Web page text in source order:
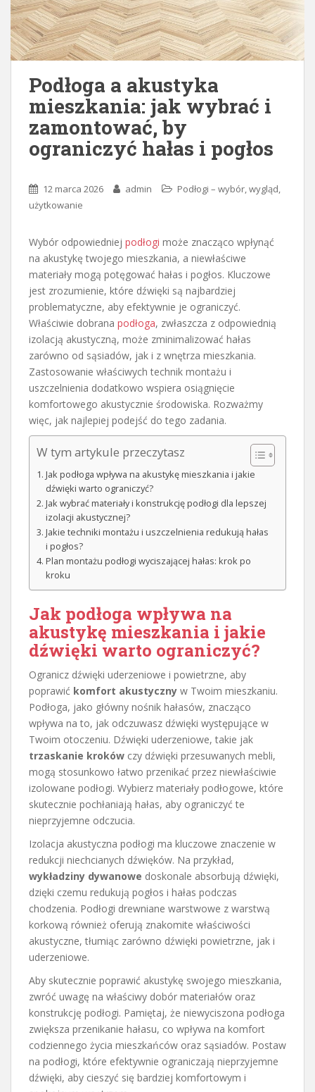
Podłoga a akustyka
mieszkania: jak wybrać i
zamontować, by
ograniczyć hałas i pogłos
12 marca 2026 admin
Podłogi – wybór, wygląd,
użytkowanie
Wybór odpowiedniej podłogi może znacząco wpłynąć
na akustykę twojego mieszkania, a niewłaściwe
materiały mogą potęgować hałas i pogłos. Kluczowe
jest zrozumienie, które dźwięki są najbardziej
problematyczne, aby efektywnie je ograniczyć.
Właściwie dobrana podłoga, zwłaszcza z odpowiednią
izolacją akustyczną, może zminimalizować hałas
zarówno od sąsiadów, jak i z wnętrza mieszkania.
Zastosowanie właściwych technik montażu i
uszczelnienia dodatkowo wspiera osiągnięcie
komfortowego akustycznie środowiska. Rozważmy
więc, jak najlepiej podejść do tego zadania.
W tym artykule przeczytasz
Jak podłoga wpływa na akustykę mieszkania i jakie
dźwięki warto ograniczyć?
Jak wybrać materiały i konstrukcję podłogi dla lepszej
izolacji akustycznej?
Jakie techniki montażu i uszczelnienia redukują hałas
i pogłos?
Plan montażu podłogi wyciszającej hałas: krok po
kroku
Jak podłoga wpływa na
akustykę mieszkania i jakie
dźwięki warto ograniczyć?
Ogranicz dźwięki uderzeniowe i powietrzne, aby
poprawić komfort akustyczny w Twoim mieszkaniu.
Podłoga, jako główny nośnik hałasów, znacząco
wpływa na to, jak odczuwasz dźwięki występujące w
Twoim otoczeniu. Dźwięki uderzeniowe, takie jak
trzaskanie kroków czy dźwięki przesuwanych mebli,
mogą stosunkowo łatwo przenikać przez niewłaściwie
izolowane podłogi. Wybierz materiały podłogowe, które
skutecznie pochłaniają hałas, aby ograniczyć te
nieprzyjemne odczucia.
Izolacja akustyczna podłogi ma kluczowe znaczenie w
redukcji niechcianych dźwięków. Na przykład,
wykładziny dywanowe doskonale absorbują dźwięki,
dzięki czemu redukują pogłos i hałas podczas
chodzenia. Podłogi drewniane warstwowe z warstwą
korkową również oferują znakomite właściwości
akustyczne, tłumiąc zarówno dźwięki powietrzne, jak i
uderzeniowe.
Aby skutecznie poprawić akustykę swojego mieszkania,
zwróć uwagę na właściwy dobór materiałów oraz
konstrukcję podłogi. Pamiętaj, że niewyciszona podłoga
zwiększa przenikanie hałasu, co wpływa na komfort
codziennego życia mieszkańców oraz sąsiadów. Postaw
na podłogi, które efektywnie ograniczają nieprzyjemne
dźwięki, aby cieszyć się bardziej komfortowym i